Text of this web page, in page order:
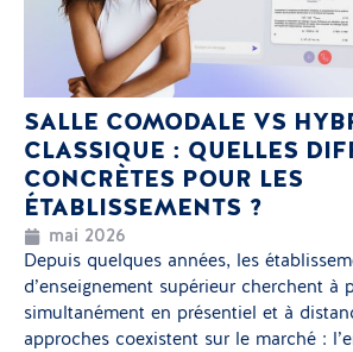
SALLE COMODALE VS
CLASSIQUE : QUELLES
CONCRÈTES POUR LES
ÉTABLISSEMENTS ?
mai 2026
Depuis quelques années, les
d’enseignement supérieur cherchent à
simultanément en présentiel et à
approches coexistent sur le marché :